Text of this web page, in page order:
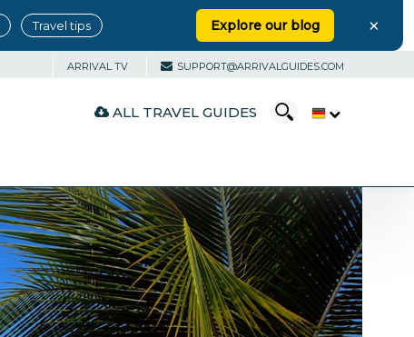
Travel tips Explore our blog ×
ARRIVAL TV SUPPORT@ARRIVALGUIDES.COM
ALL TRAVEL GUIDES